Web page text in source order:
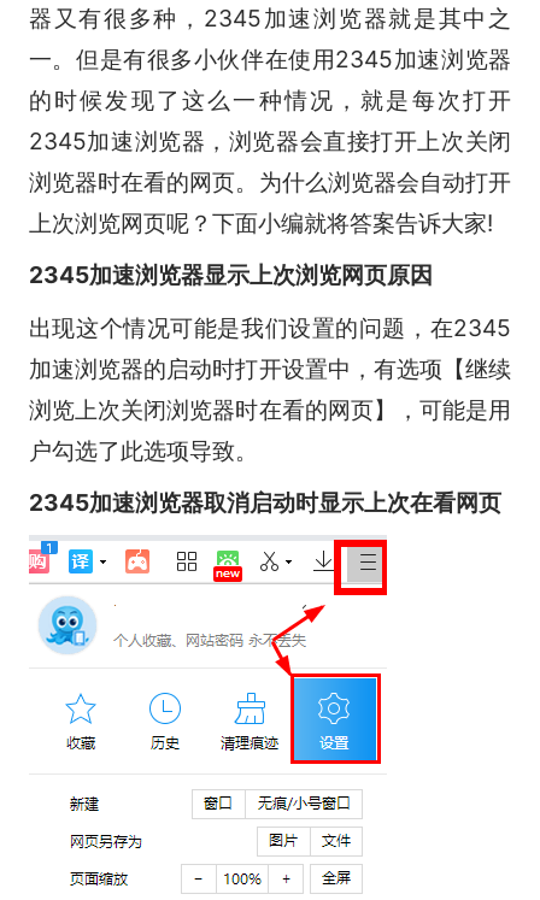
器又有很多种，2345加速浏览器就是其中之
一。但是有很多小伙伴在使用2345加速浏览器
的时候发现了这么一种情况，就是每次打开
2345加速浏览器，浏览器会直接打开上次关闭
浏览器时在看的网页。为什么浏览器会自动打开
上次浏览网页呢？下面小编就将答案告诉大家!
2345加速浏览器显示上次浏览网页原因
出现这个情况可能是我们设置的问题，在2345
加速浏览器的启动时打开设置中，有选项【继续
浏览上次关闭浏览器时在看的网页】，可能是用
户勾选了此选项导致。
2345加速浏览器取消启动时显示上次在看网页